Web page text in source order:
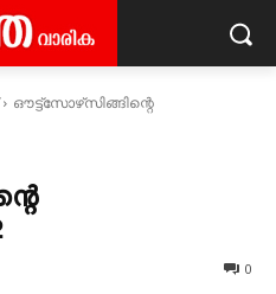
ഔട്ട്‌സോഴ്‌സിങ്ങിന്റെ
0